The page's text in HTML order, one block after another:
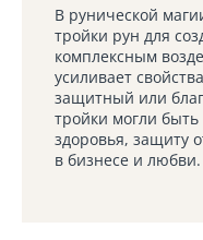
В рунической
тройки рун для
комплексным
усиливает
защитный или
тройки могли
здоровья, защиту
в бизнесе и любви.